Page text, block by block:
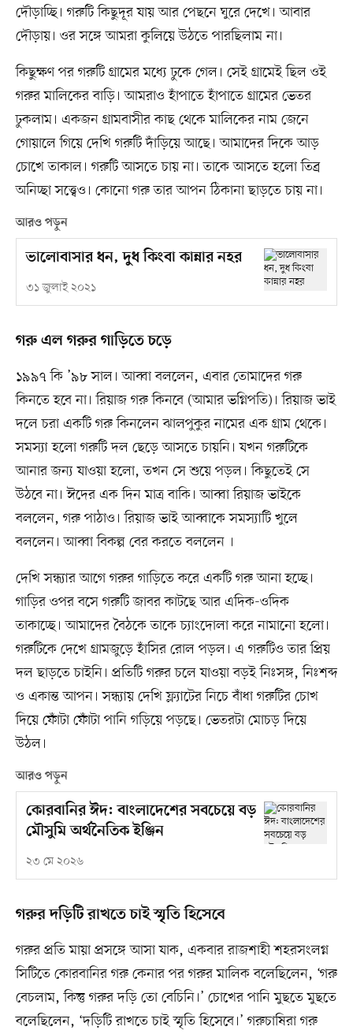
দৌড়াচ্ছি। গরুটি কিছুদূর যায় আর পেছনে ঘুরে দেখে। আবার
দৌড়ায়। ওর সঙ্গে আমরা কুলিয়ে উঠতে পারছিলাম না।
কিছুক্ষণ পর গরুটি গ্রামের মধ্যে ঢুকে গেল। সেই গ্রামেই ছিল ওই
গরুর মালিকের বাড়ি। আমরাও হাঁপাতে হাঁপাতে গ্রামের ভেতর
ঢুকলাম। একজন গ্রামবাসীর কাছ থেকে মালিকের নাম জেনে
গোয়ালে গিয়ে দেখি গরুটি দাঁড়িয়ে আছে। আমাদের দিকে আড়
চোখে তাকাল। গরুটি আসতে চায় না। তাকে আসতে হলো তিব্র
অনিচ্ছা সত্ত্বেও। কোনো গরু তার আপন ঠিকানা ছাড়তে চায় না।
আরও পড়ুন
ভালোবাসার ধন, দুধ কিংবা কান্নার নহর
৩১ জুলাই ২০২১
গরু এল গরুর গাড়িতে চড়ে
১৯৯৭ কি ’৯৮ সাল। আব্বা বললেন, এবার তোমাদের গরু
কিনতে হবে না। রিয়াজ গরু কিনবে (আমার ভগ্নিপতি)। রিয়াজ ভাই
দলে চরা একটি গরু কিনলেন ঝালপুকুর নামের এক গ্রাম থেকে।
সমস্যা হলো গরুটি দল ছেড়ে আসতে চায়নি। যখন গরুটিকে
আনার জন্য যাওয়া হলো, তখন সে শুয়ে পড়ল। কিছুতেই সে
উঠবে না। ঈদের এক দিন মাত্র বাকি। আব্বা রিয়াজ ভাইকে
বললেন, গরু পাঠাও। রিয়াজ ভাই আব্বাকে সমস্যাটি খুলে
বললেন। আব্বা বিকল্প বের করতে বললেন ।
দেখি সন্ধ্যার আগে গরুর গাড়িতে করে একটি গরু আনা হচ্ছে।
গাড়ির ওপর বসে গরুটি জাবর কাটছে আর এদিক-ওদিক
তাকাচ্ছে। আমাদের বৈঠকে তাকে চ্যাংদোলা করে নামানো হলো।
গরুটিকে দেখে গ্রামজুড়ে হাঁসির রোল পড়ল। এ গরুটিও তার প্রিয়
দল ছাড়তে চাইনি। প্রতিটি গরুর চলে যাওয়া বড়ই নিঃসঙ্গ, নিঃশব্দ
ও একান্ত আপন। সন্ধ্যায় দেখি ফ্ল্যাটের নিচে বাঁধা গরুটির চোখ
দিয়ে ফোঁটা ফোঁটা পানি গড়িয়ে পড়ছে। ভেতরটা মোচড় দিয়ে
উঠল।
আরও পড়ুন
কোরবানির ঈদ: বাংলাদেশের সবচেয়ে বড়
মৌসুমি অর্থনৈতিক ইঞ্জিন
২৩ মে ২০২৬
গরুর দড়িটি রাখতে চাই স্মৃতি হিসেবে
গরুর প্রতি মায়া প্রসঙ্গে আসা যাক, একবার রাজশাহী শহরসংলগ্ন
সিটিতে কোরবানির গরু কেনার পর গরুর মালিক বলেছিলেন, ‘গরু
বেচলাম, কিন্তু গরুর দড়ি তো বেচিনি।’ চোখের পানি মুছতে মুছতে
বলেছিলেন, ‘দড়িটি রাখতে চাই স্মৃতি হিসেবে।’ গরুচাষিরা গরু